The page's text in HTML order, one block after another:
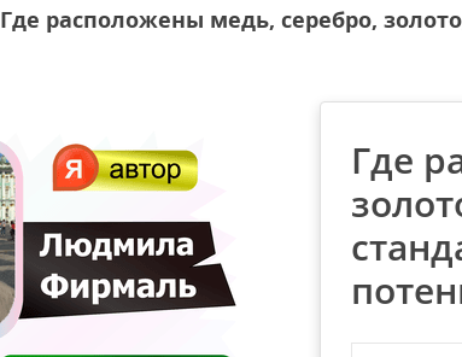
Где расположены медь, серебро,
Где